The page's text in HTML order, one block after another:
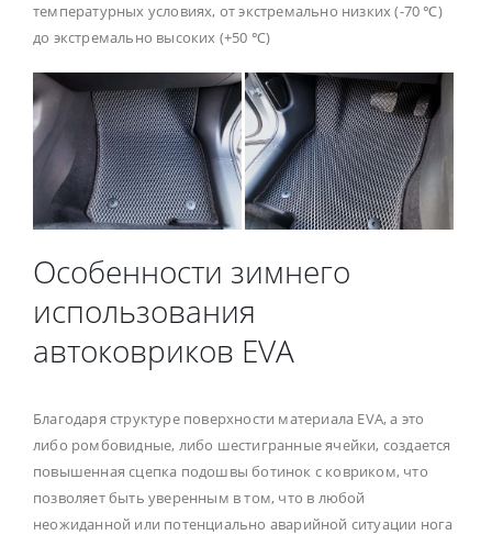
температурных условиях, от экстремально низких (-70 ℃)
до экстремально высоких (+50 ℃)
Особенности зимнего
использования
автоковриков EVA
Благодаря структуре поверхности материала EVA, а это
либо ромбовидные, либо шестигранные ячейки, создается
повышенная сцепка подошвы ботинок с ковриком, что
позволяет быть уверенным в том, что в любой
неожиданной или потенциально аварийной ситуации нога